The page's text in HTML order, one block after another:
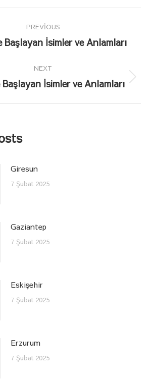
PREVIOUS
Previous
İsimler ve Anlamları
NEXT
Next
İsimler ve Anlamları
Giresun
7 Şubat 2025
Gaziantep
7 Şubat 2025
Eskişehir
7 Şubat 2025
Erzurum
7 Şubat 2025